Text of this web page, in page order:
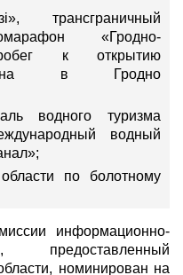
трансграничный
«Гродно-
к открытию
в Гродно
водного туризма
водный
по болотному
информационно-
предоставленный
номинирован на